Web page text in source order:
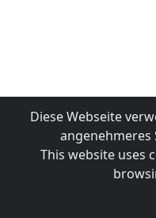
Diese Webseite
angenehmeres
This website uses